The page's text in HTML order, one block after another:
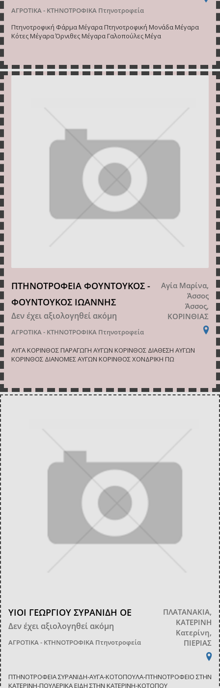
ΑΓΡΟΤΙΚΑ - ΚΤΗΝΟΤΡΟΦΙΚΑ Πτηνοτροφεία
Πτηνοτροφική Φάρμα Μέγαρα Πτηνοτροφική Μονάδα Μέγαρα
Κότες Μέγαρα Όρνιθες Μέγαρα Γαλοπούλες Μέγα
ΠΤΗΝΟΤΡΟΦΕΙΑ ΦΟΥΝΤΟΥΚΟΣ -
ΦΟΥΝΤΟΥΚΟΣ ΙΩΑΝΝΗΣ
Δεν έχει αξιολογηθεί ακόμη
ΑΓΡΟΤΙΚΑ - ΚΤΗΝΟΤΡΟΦΙΚΑ Πτηνοτροφεία
Αγία Μαρίνα,
Άσσος
Άσσος,
ΚΟΡΙΝΘΙΑΣ
ΑΥΓΑ ΚΟΡΙΝΘΟΣ ΠΑΡΑΓΩΓΗ ΑΥΓΩΝ ΚΟΡΙΝΘΟΣ ΔΙΑΘΕΣΗ ΑΥΓΩΝ
ΚΟΡΙΝΘΟΣ ΔΙΑΝΟΜΕΣ ΑΥΓΩΝ ΚΟΡΙΝΘΟΣ ΧΟΝΔΡΙΚΗ ΠΩ
ΥΙΟΙ ΓΕΩΡΓΙΟΥ ΣΥΡΑΝΙΔΗ ΟΕ
Δεν έχει αξιολογηθεί ακόμη
ΑΓΡΟΤΙΚΑ - ΚΤΗΝΟΤΡΟΦΙΚΑ Πτηνοτροφεία
ΠΛΑΤΑΝΑΚΙΑ,
ΚΑΤΕΡΙΝΗ
Κατερίνη,
ΠΙΕΡΙΑΣ
ΠΤΗΝΟΤΡΟΦΕΙΑ ΣΥΡΑΝΙΔΗ-ΑΥΓΑ-ΚΟΤΟΠΟΥΛΑ-ΠΤΗΝΟΤΡΟΦΕΙΟ ΣΤΗΝ
ΚΑΤΕΡΙΝΗ-ΠΟΥΛΕΡΙΚΑ ΕΙΔΗ ΣΤΗΝ ΚΑΤΕΡΙΝΗ-ΚΟΤΟΠΟΥ